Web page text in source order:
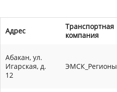
Адрес
Транспортная
компания
Абакан, ул.
Игарская, д.
12
ЭМСК_Регионы